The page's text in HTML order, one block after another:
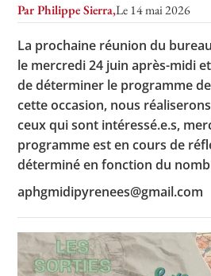
Toutes les
Les rendez-vous
Concours de
Concours
Conférences,
Critique
Culture
Par Philippe Sierra,Le 14 mai 2026
La prochaine réunion du
le mercredi 24 juin après-midi
de déterminer le programme de
cette occasion, nous
ceux qui sont intéressé.e.s,
programme est en cours de
déterminé en fonction du
aphgmidipyrenees@gmail.com